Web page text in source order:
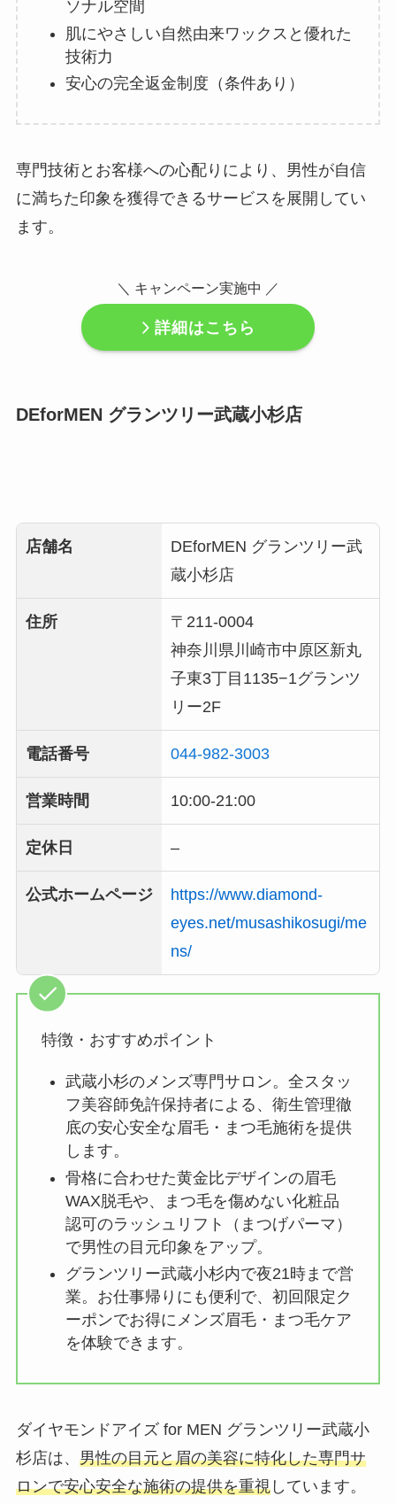
ソナル空間
肌にやさしい自然由来ワックスと優れた
技術力
安心の完全返金制度（条件あり）
専門技術とお客様への心配りにより、男性が自信
に満ちた印象を獲得できるサービスを展開してい
ます。
＼ キャンペーン実施中 ／
詳細はこちら
DEforMEN グランツリー武蔵小杉店
店舗名
DEforMEN グランツリー武
蔵小杉店
住所
〒211-0004
神奈川県川崎市中原区新丸
子東3丁目1135−1グランツ
リー2F
電話番号 044-982-3003
営業時間 10:00-21:00
定休日 –
公式ホームページ
https://www.diamond-
eyes.net/musashikosugi/me
ns/
特徴・おすすめポイント
武蔵小杉のメンズ専門サロン。全スタッ
フ美容師免許保持者による、衛生管理徹
底の安心安全な眉毛・まつ毛施術を提供
します。
骨格に合わせた黄金比デザインの眉毛
WAX脱毛や、まつ毛を傷めない化粧品
認可のラッシュリフト（まつげパーマ）
で男性の目元印象をアップ。
グランツリー武蔵小杉内で夜21時まで営
業。お仕事帰りにも便利で、初回限定ク
ーポンでお得にメンズ眉毛・まつ毛ケア
を体験できます。
ダイヤモンドアイズ for MEN グランツリー武蔵小
杉店は、 男性の目元と眉の美容に特化した専門サ
ロンで安心安全な施術の提供を重視しています。